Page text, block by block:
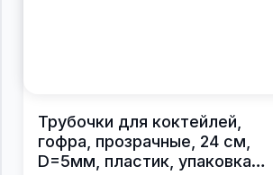
Трубочки для коктейлей,
гофра, прозрачные, 24 см,
D=5мм, пластик, упаковка